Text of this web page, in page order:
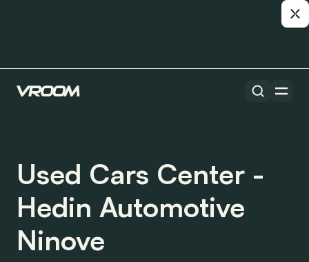
Used Cars Center -
Hedin Automotive
Ninove